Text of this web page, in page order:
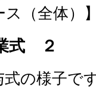
ス（全体）
式 ２
式の様子で